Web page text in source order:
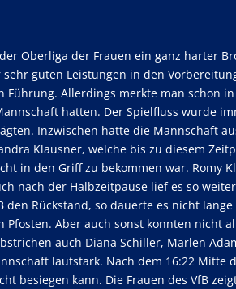
Oberliga der Frauen ein ganz harter
guten Leistungen in den
Allerdings merkte man schon in
hatten. Der Spielfluss wurde
Inzwischen hatte die Mannschaft
Klausner, welche bis zu diesem
in den Griff zu bekommen war. Romy
nach der Halbzeitpause lief es so
Rückstand, so dauerte es nicht
Aber auch sonst konnten nicht
auch Diana Schiller, Marlen
lautstark. Nach dem 16:22 Mitte
besiegen kann. Die Frauen des VfB